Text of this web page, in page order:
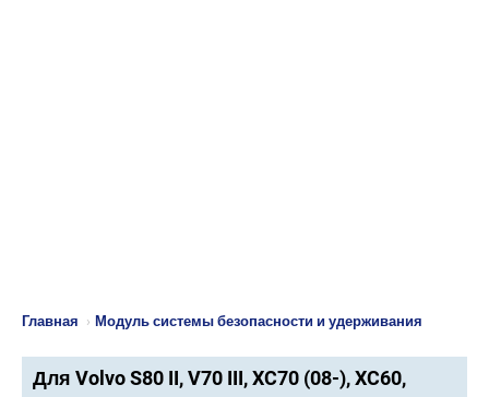
Главная › Модуль системы безопасности и удерживания
Для Volvo S80 II, V70 III, XC70 (08-), XC60,